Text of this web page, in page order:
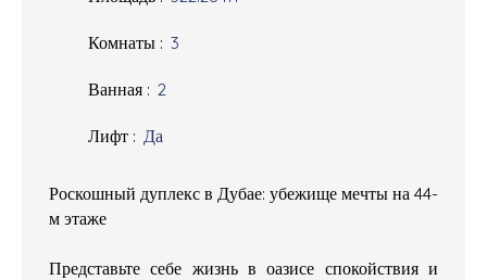
Комнаты : 3
Ванная : 2
Лифт : Да
Роскошный дуплекс в Дубае: убежище мечты на 44-
м этаже
Представьте себе жизнь в оазисе спокойствия и